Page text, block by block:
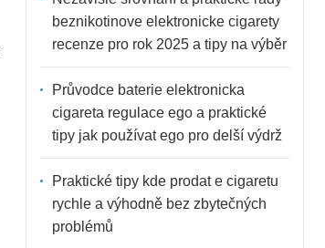
beznikotinove elektronicke cigarety
recenze pro rok 2025 a tipy na výběr
Průvodce baterie elektronicka
cigareta regulace ego a praktické
tipy jak používat ego pro delší výdrž
Praktické tipy kde prodat e cigaretu
rychle a výhodně bez zbytečných
problémů